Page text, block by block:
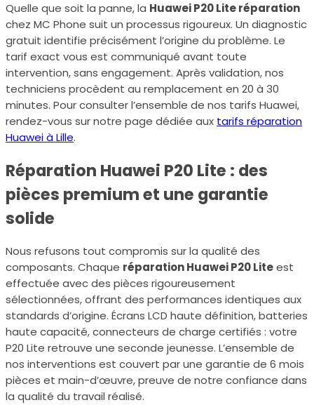
Quelle que soit la panne, la Huawei P20 Lite réparation
chez MC Phone suit un processus rigoureux. Un diagnostic
gratuit identifie précisément l’origine du problème. Le
tarif exact vous est communiqué avant toute
intervention, sans engagement. Après validation, nos
techniciens procèdent au remplacement en 20 à 30
minutes. Pour consulter l’ensemble de nos tarifs Huawei,
rendez-vous sur notre page dédiée aux tarifs réparation
Huawei à Lille.
Réparation Huawei P20 Lite : des
pièces premium et une garantie
solide
Nous refusons tout compromis sur la qualité des
composants. Chaque réparation Huawei P20 Liteest
effectuée avec des pièces rigoureusement
sélectionnées, offrant des performances identiques aux
standards d’origine. Écrans LCD haute définition, batteries
haute capacité, connecteurs de charge certifiés : votre
P20 Lite retrouve une seconde jeunesse. L’ensemble de
nos interventions est couvert par une garantie de 6 mois
pièces et main-d’œuvre, preuve de notre confiance dans
la qualité du travail réalisé.